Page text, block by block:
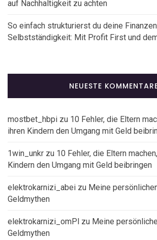
auf Nachhaltigkeit zu achten
So einfach strukturierst du deine
Selbstständigkeit: Mit Profit First und
NEUESTE
mostbet_hbpi zu 10 Fehler, die Eltern
ihren Kindern den Umgang mit Geld
1win_unkr zu 10 Fehler, die Eltern
Kindern den Umgang mit Geld beibringen
elektrokarnizi_abei zu Meine
Geldmythen
elektrokarnizi_omPl zu Meine
Geldmythen